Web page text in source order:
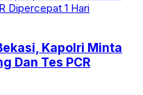
Kapolri Minta
Dan Tes PCR